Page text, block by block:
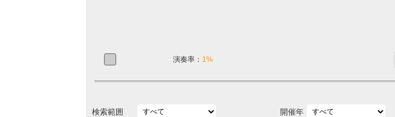
演奏率： 1%
検索範囲 開催年